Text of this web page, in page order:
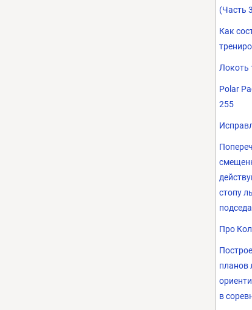
(Часть
Как
Локоть
Polar
255
стопу
Про
планов
в